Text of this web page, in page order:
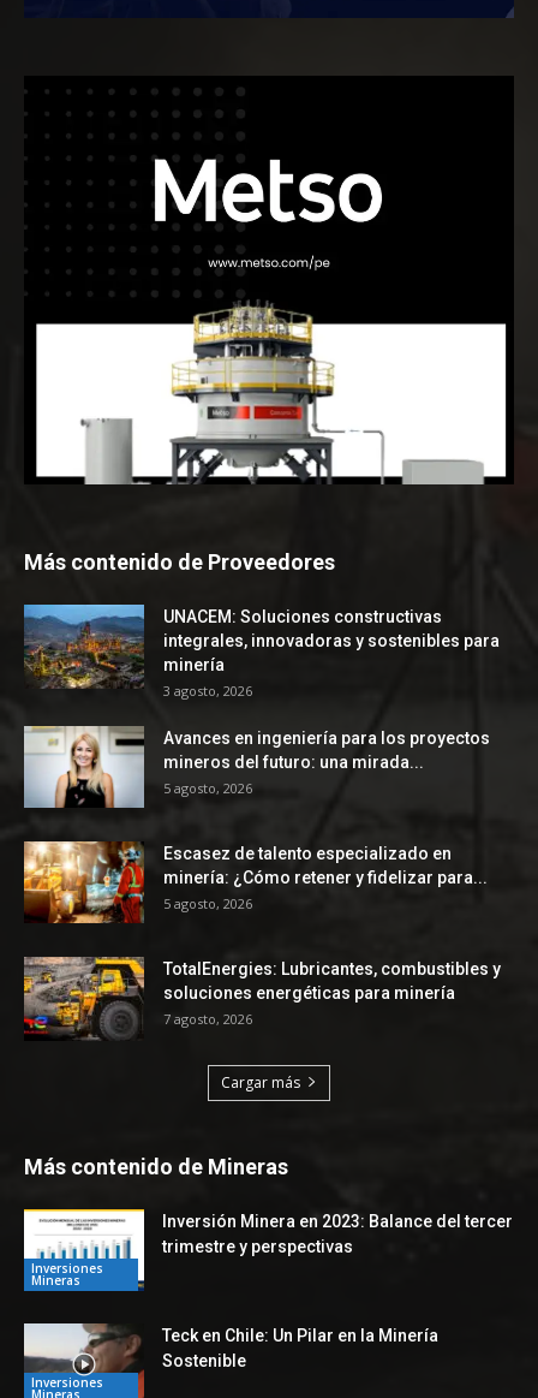
Más contenido de Proveedores
UNACEM: Soluciones constructivas
integrales, innovadoras y sostenibles para
minería
3 agosto, 2026
Avances en ingeniería para los proyectos
mineros del futuro: una mirada...
5 agosto, 2026
Escasez de talento especializado en
minería: ¿Cómo retener y fidelizar para...
5 agosto, 2026
TotalEnergies: Lubricantes, combustibles y
soluciones energéticas para minería
7 agosto, 2026
Cargar más
Más contenido de Mineras
Inversiones
Mineras
Inversión Minera en 2023: Balance del tercer
trimestre y perspectivas
Inversiones
Teck en Chile: Un Pilar en la Minería
Sostenible